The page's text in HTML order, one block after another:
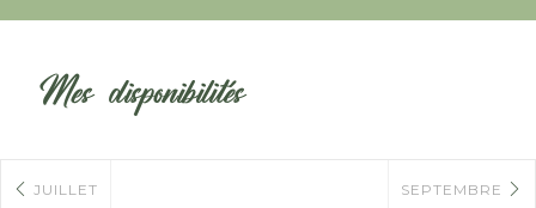
Mes disponibilités
JUILLET SEPTEMBRE